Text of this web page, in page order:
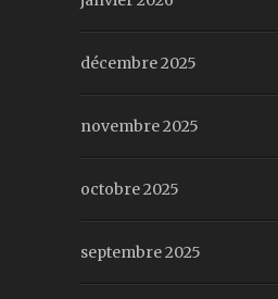
décembre 2025
novembre 2025
octobre 2025
septembre 2025